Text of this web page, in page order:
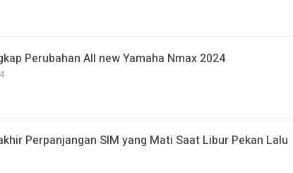
Perubahan All new Yamaha Nmax 2024
Perpanjangan SIM yang Mati Saat Libur Pekan Lalu